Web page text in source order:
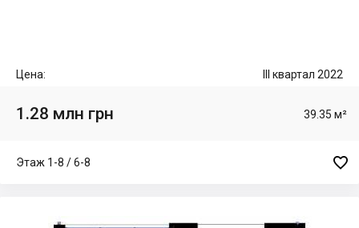
Цена: III квартал 2022
1.28 млн грн 39.35 м²
Этаж 1-8 / 6-8 